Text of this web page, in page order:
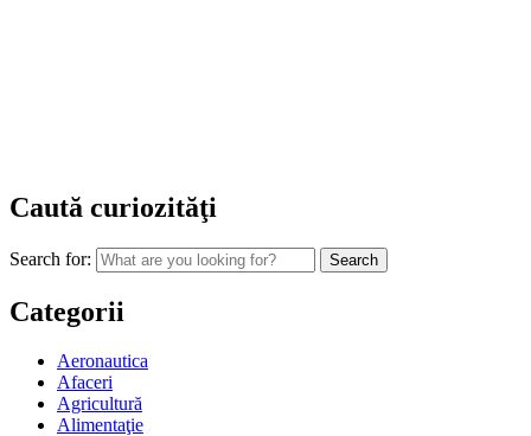
Caută curiozităţi
Search for:
Categorii
Aeronautica
Afaceri
Agricultură
Alimentaţie